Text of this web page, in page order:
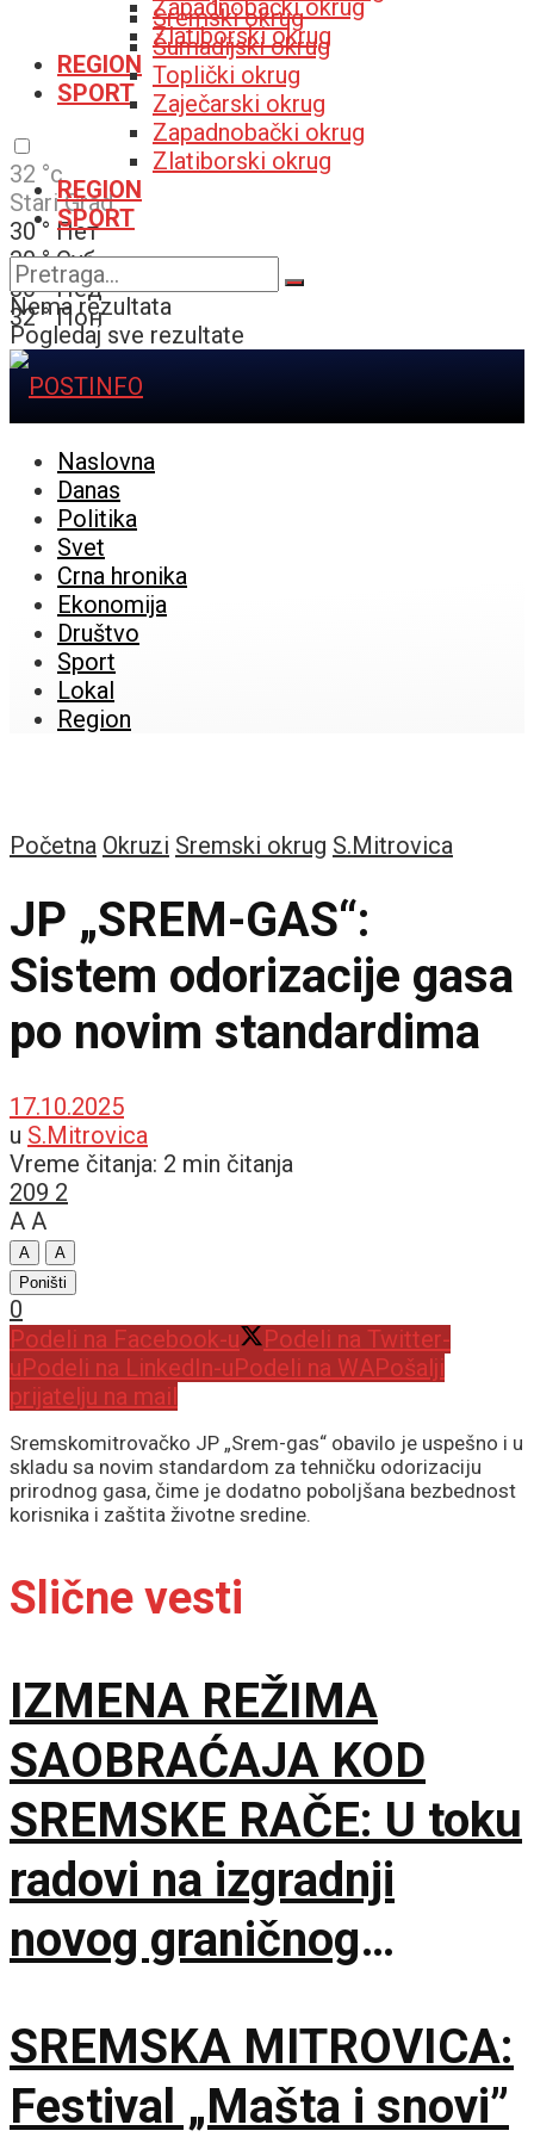
Zapadnobački okrug
Zlatiborski okrug
REGION
SPORT
32 °c
Stari Grad
30 ° Пет
30 ° Суб
30 ° Нед
32 ° Пон
Sremski okrug
Šumadijski okrug
Toplički okrug
Zaječarski okrug
Zapadnobački okrug
Zlatiborski okrug
REGION
SPORT
Nema rezultata
Pogledaj sve rezultate
Naslovna
Danas
Politika
Svet
Crna hronika
Ekonomija
Društvo
Sport
Lokal
Region
Početna Okruzi Sremski okrug S.Mitrovica
JP „SREM-GAS“:
Sistem odorizacije gasa
po novim standardima
17.10.2025
u S.Mitrovica
Vreme čitanja: 2 min čitanja
209 2
A A
A
A
Poništi
0
Podeli na Facebook-u
Podeli na Twitter-
uPodeli na LinkedIn-uPodeli na WAPošalji
prijatelju na mail
Sremskomitrovačko JP „Srem-gas“ obavilo je uspešno i u
skladu sa novim standardom za tehničku odorizaciju
prirodnog gasa, čime je dodatno poboljšana bezbednost
korisnika i zaštita životne sredine.
Slične vesti
IZMENA REŽIMA
SAOBRAĆAJA KOD
SREMSKE RAČE: U toku
radovi na izgradnji
novog graničnog
SREMSKA MITROVICA:
Festival „Mašta i snovi”